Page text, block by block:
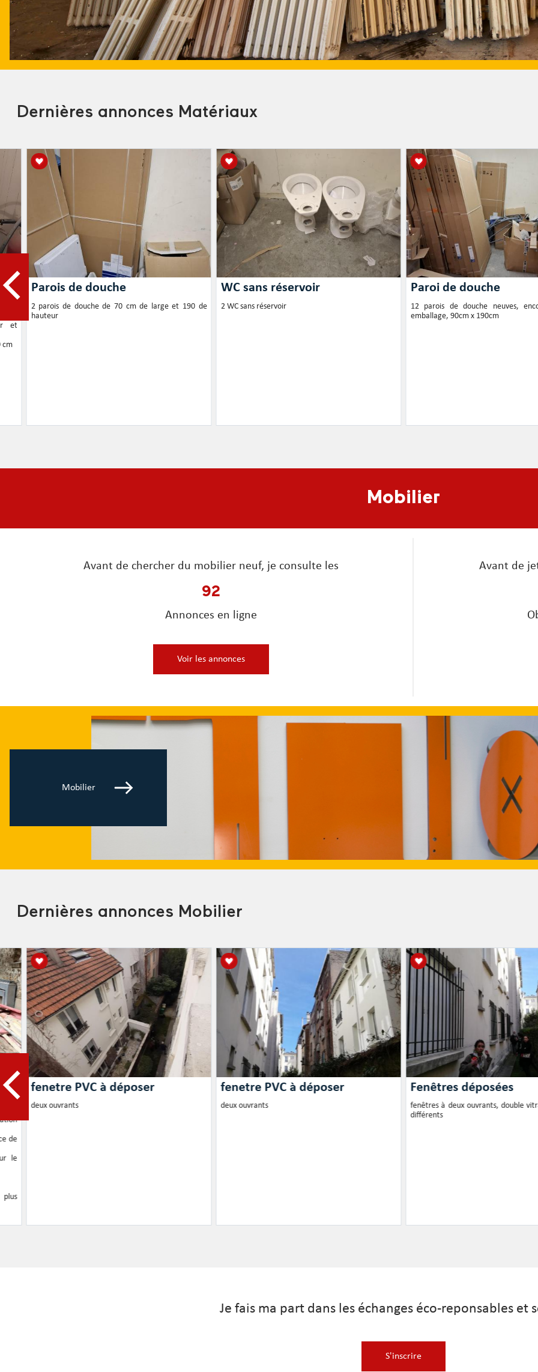
Dernières annonces Matériaux
et
cm
Parois de douche
2 parois de douche de 70 cm de large et 190 de
hauteur
WC sans réservoir
2 WC sans réservoir
Paroi de douche
12 parois de douche neuves,
emballage, 90cm x 190cm
Mobilier
Avant de chercher du mobilier neuf, je consulte les
92
Annonces en ligne
Voir les annonces
Avant de
Mobilier
Dernières annonces Mobilier
de
le
fenetre PVC à déposer
deux ouvrants
fenetre PVC à déposer
deux ouvrants
Fenêtres déposées
fenêtres à deux ouvrants, double
différents
Je fais ma part dans les échanges éco-reponsables et
S'inscrire